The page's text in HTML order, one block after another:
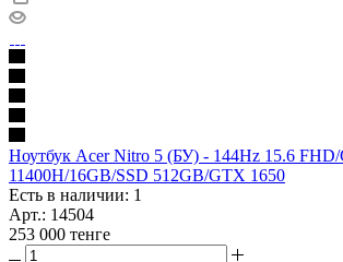
Ноутбук Acer Nitro 5 (БУ) - 144Hz 15.6 FHD/
11400H/16GB/SSD 512GB/GTX 1650
Есть в наличии: 1
Арт.: 14504
253 000 тенге